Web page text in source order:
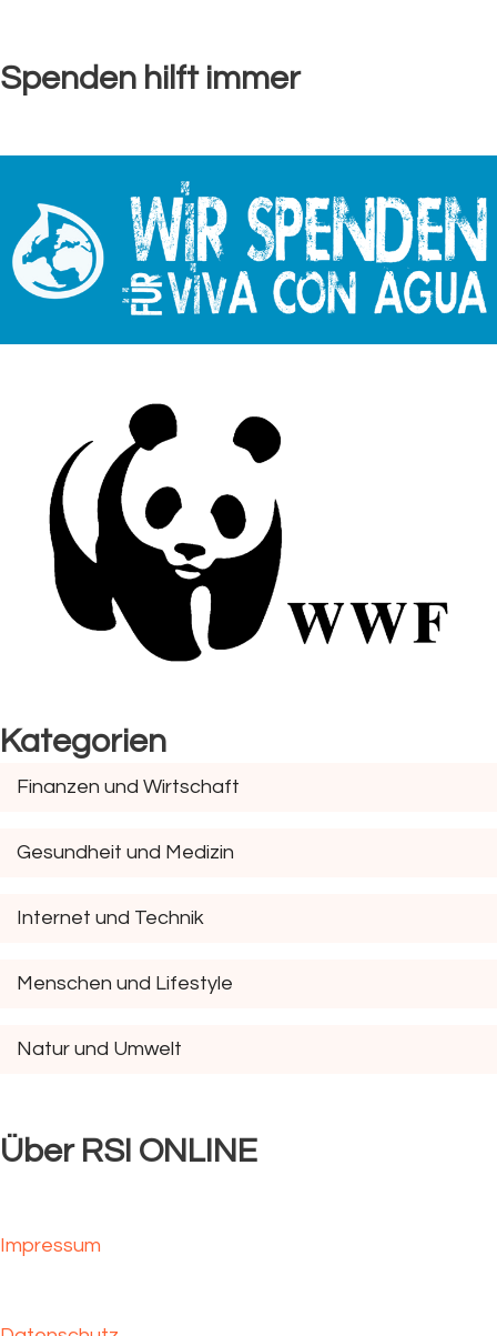
Spenden hilft immer
Kategorien
Finanzen und Wirtschaft
Gesundheit und Medizin
Internet und Technik
Menschen und Lifestyle
Natur und Umwelt
Über RSI ONLINE
Impressum